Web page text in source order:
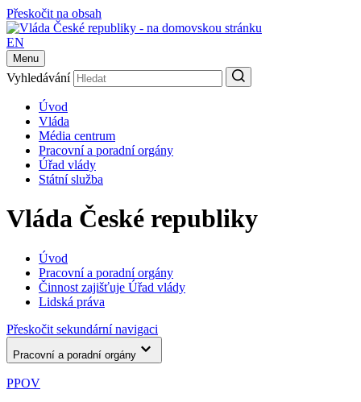
Přeskočit na obsah
EN
Menu
Vyhledávání
Úvod
Vláda
Média centrum
Pracovní a poradní orgány
Úřad vlády
Státní služba
Vláda České republiky
Úvod
Pracovní a poradní orgány
Činnost zajišťuje Úřad vlády
Lidská práva
Přeskočit sekundární navigaci
Pracovní a poradní orgány
PPOV